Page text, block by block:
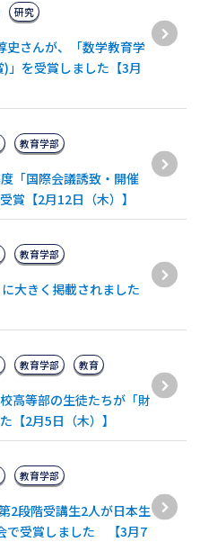
史さんが、「数学教育学
」を受賞しました【3月
研究
「国際会議誘致・開催
賞【2月12日（木）】
教育学部
大きく掲載されました
教育学部
高等部の生徒たちが「財
【2月5日（木）】
教育学部 教育
2段階受講生2人が日本生
で受賞しました 【3月7
教育学部